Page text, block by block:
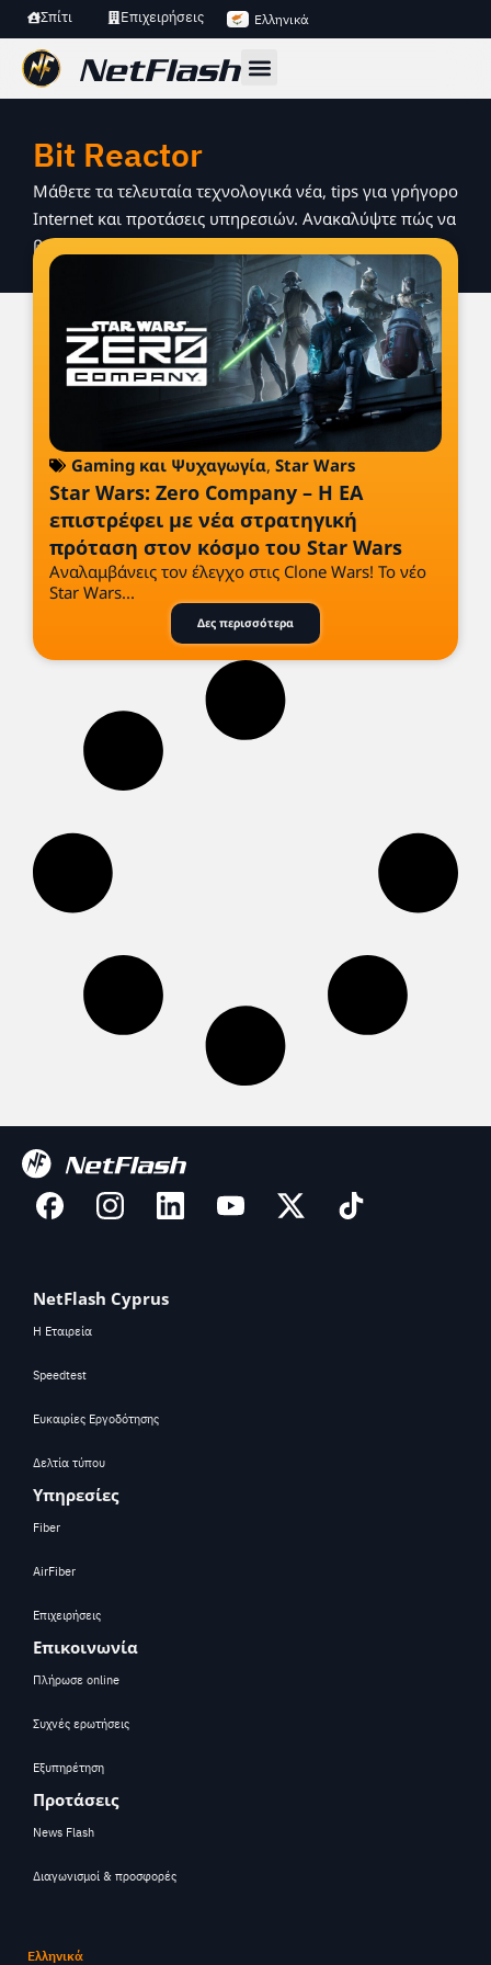
Σπίτι Επιχειρήσεις Ελληνικά
Bit Reactor
Μάθετε τα τελευταία τεχνολογικά νέα, tips για γρήγορο
Internet και προτάσεις υπηρεσιών. Ανακαλύψτε πώς να
βελτιώσετε τη σύνδεση και την online εμπειρία σας.
Gaming και Ψυχαγωγία, Star Wars
Star Wars: Zero Company – Η EA
επιστρέφει με νέα στρατηγική
πρόταση στον κόσμο του Star Wars
Αναλαμβάνεις τον έλεγχο στις Clone Wars! Το νέο
Star Wars...
Δες περισσότερα
NetFlash Cyprus
Η Εταιρεία
Speedtest
Ευκαιρίες Εργοδότησης
Δελτία τύπου
Υπηρεσίες
Fiber
AirFiber
Επιχειρήσεις
Επικοινωνία
Πλήρωσε online
Συχνές ερωτήσεις
Εξυπηρέτηση
Προτάσεις
News Flash
Διαγωνισμοί & προσφορές
Ελληνικά